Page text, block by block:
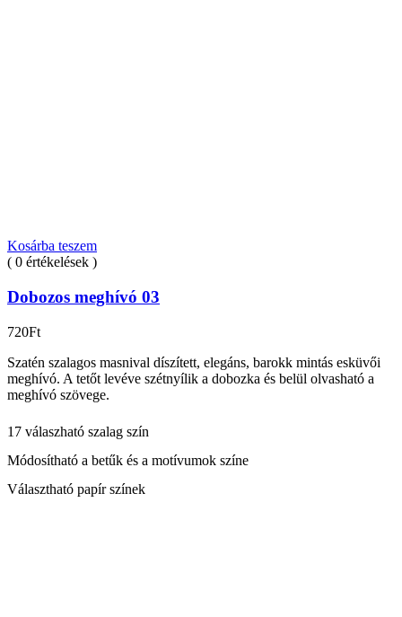
Kosárba teszem
( 0 értékelések )
Dobozos meghívó 03
720Ft
Szatén szalagos masnival díszített, elegáns, barokk mintás esküvői
meghívó. A tetőt levéve szétnyílik a dobozka és belül olvasható a
meghívó szövege.
17 válaszható szalag szín
Módosítható a betűk és a motívumok színe
Választható papír színek